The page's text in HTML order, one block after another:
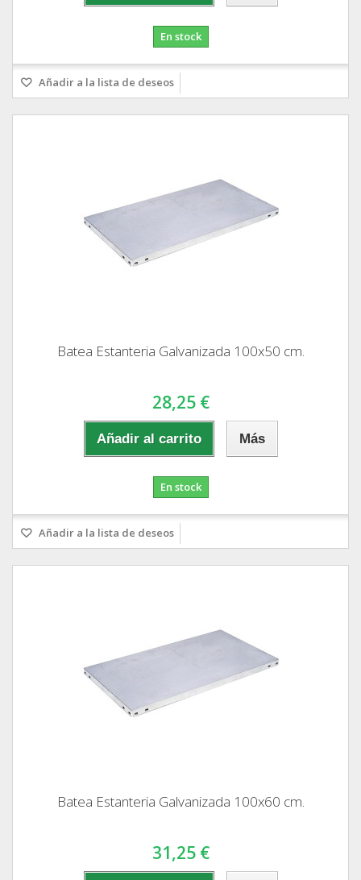
En stock
Añadir a la lista de deseos
Batea Estanteria Galvanizada 100x50 cm.
28,25 €
Añadir al carrito Más
En stock
Añadir a la lista de deseos
Batea Estanteria Galvanizada 100x60 cm.
31,25 €